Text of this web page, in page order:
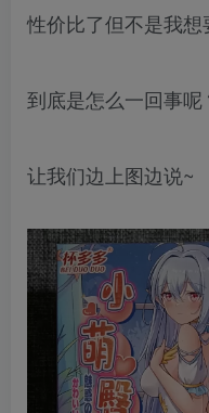
性价比了但不是我想
到底是怎么一回事呢
让我们边上图边说~